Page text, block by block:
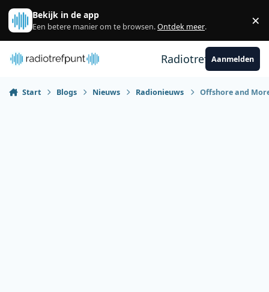
Spring naar bijdragen
Bekijk in de app
Een betere manier om te browsen.Ontdek meer. ×
RadiotrefpuntAanmelden
Start Blogs Nieuws Radionieuws Offshore and